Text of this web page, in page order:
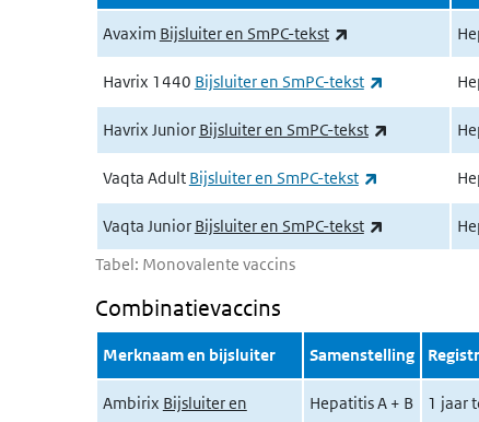
Tabel: Monovalente vaccins
Avaxim Bijsluiter en SmPC-tekst
Havrix 1440 Bijsluiter en SmPC-tekst (externe link)
Havrix Junior Bijsluiter en SmPC-tekst (externe
Vaqta Adult Bijsluiter en SmPC-tekst (externe link)
Vaqta Junior Bijsluiter en SmPC-tekst (externe link)
Combinatievaccins
Merknaam en bijsluiter Samenstelling
Ambirix Bijsluiter en
Hepatitis A + B 1 jaar